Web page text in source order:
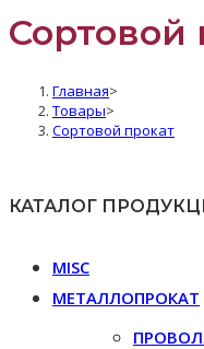
Сортовой
Главная>
Товары>
Сортовой прокат
КАТАЛОГ
MISC
МЕТАЛЛОПРОКАТ